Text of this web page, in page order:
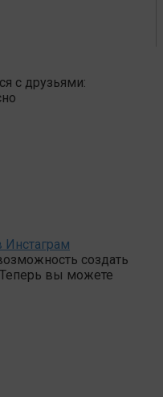
с друзьями:
Инстаграм
создать
вы можете